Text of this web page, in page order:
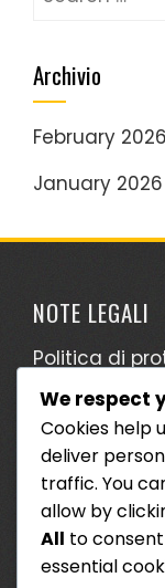
Archivio
February 2026
January 2026
NOTE LEGALI
Politica di
Termini di
Politica sui
Chi siamo
Contattaci
We respect
Cookies help
deliver
traffic. You
allow by
All to
essential